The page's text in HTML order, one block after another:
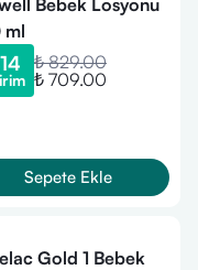
Bebek Losyonu
ml
14
₺ 829.00
₺ 709.00
Sepete Ekle
Gold 1 Bebek